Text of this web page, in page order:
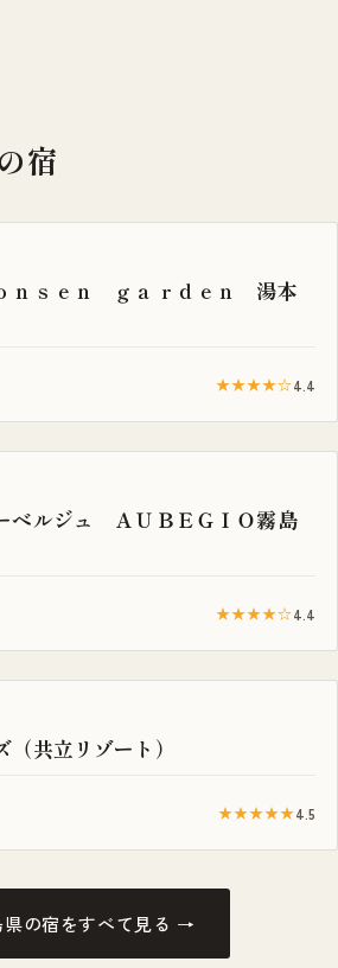
宿
ｎｓｅｎ ｇａｒｄｅｎ 湯本
★★★★☆4.4
ベルジュ ＡＵＢＥＧＩＯ霧島
★★★★☆4.4
共立リゾート）
★★★★★4.5
県の宿をすべて見る →